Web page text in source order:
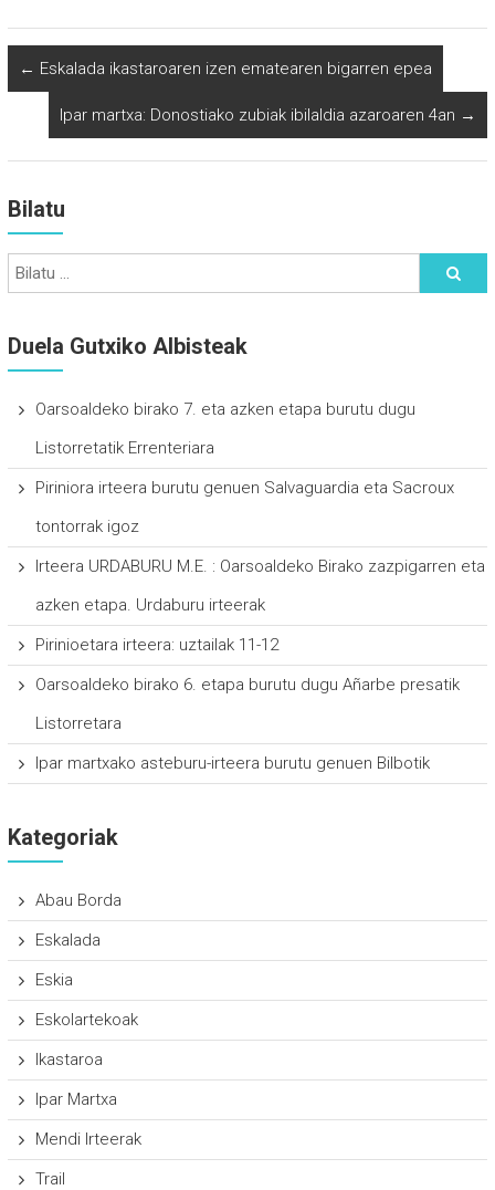
← Eskalada ikastaroaren izen ematearen bigarren epea
Ipar martxa: Donostiako zubiak ibilaldia azaroaren 4an →
Bilatu
Duela Gutxiko Albisteak
Oarsoaldeko birako 7. eta azken etapa burutu dugu
Listorretatik Errenteriara
Piriniora irteera burutu genuen Salvaguardia eta Sacroux
tontorrak igoz
Irteera URDABURU M.E. : Oarsoaldeko Birako zazpigarren eta
azken etapa. Urdaburu irteerak
Pirinioetara irteera: uztailak 11-12
Oarsoaldeko birako 6. etapa burutu dugu Añarbe presatik
Listorretara
Ipar martxako asteburu-irteera burutu genuen Bilbotik
Kategoriak
Abau Borda
Eskalada
Eskia
Eskolartekoak
Ikastaroa
Ipar Martxa
Mendi Irteerak
Trail